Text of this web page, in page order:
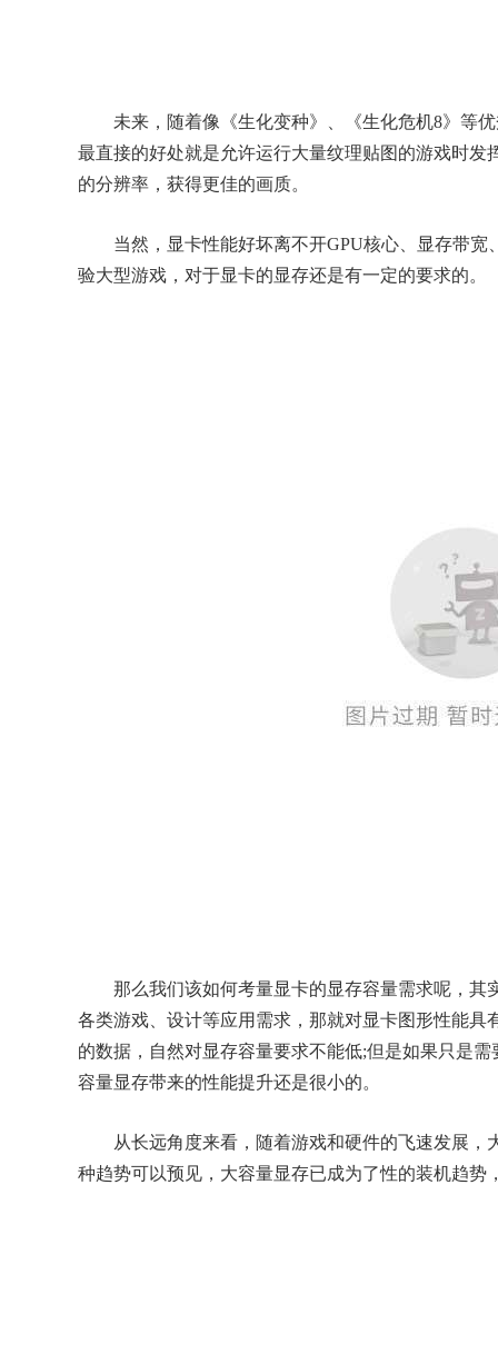
未来，随着像《生化变种》、《生化危机8》等优
最直接的好处就是允许运行大量纹理贴图的游戏时
的分辨率，获得更佳的画质。
当然，显卡性能好坏离不开GPU核心、显存带宽
验大型游戏，对于显卡的显存还是有一定的要求的。
那么我们该如何考量显卡的显存容量需求呢，其
各类游戏、设计等应用需求，那就对显卡图形性能
的数据，自然对显存容量要求不能低;但是如果只是
容量显存带来的性能提升还是很小的。
从长远角度来看，随着游戏和硬件的飞速发展，
种趋势可以预见，大容量显存已成为了性的装机趋势